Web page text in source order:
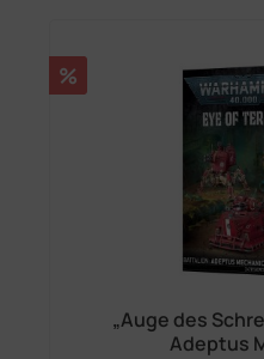
Rabatt
%
„Auge des
Adeptus